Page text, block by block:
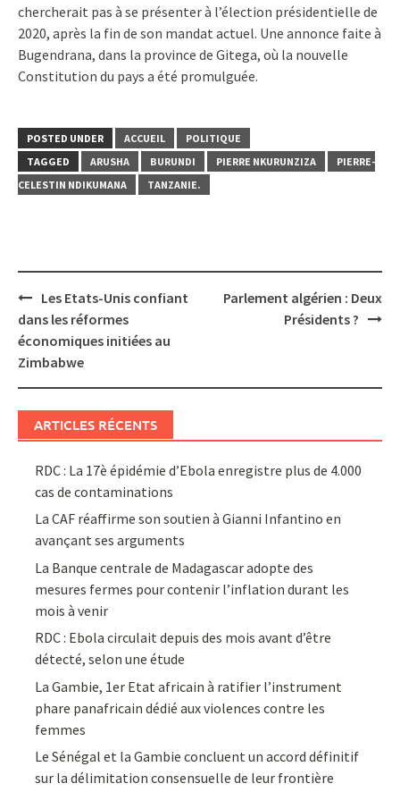
chercherait pas à se présenter à l’élection présidentielle de
2020, après la fin de son mandat actuel. Une annonce faite à
Bugendrana, dans la province de Gitega, où la nouvelle
Constitution du pays a été promulguée.
POSTED UNDER ACCUEIL
POLITIQUE
TAGGED
ARUSHA BURUNDI PIERRE NKURUNZIZA
PIERRE-
CELESTIN NDIKUMANA
TANZANIE.
Post
navigation
Les Etats-Unis confiant
dans les réformes
économiques initiées au
Zimbabwe
Parlement algérien : Deux
Présidents ?
ARTICLES RÉCENTS
RDC : La 17è épidémie d’Ebola enregistre plus de 4.000
cas de contaminations
La CAF réaffirme son soutien à Gianni Infantino en
avançant ses arguments
La Banque centrale de Madagascar adopte des
mesures fermes pour contenir l’inflation durant les
mois à venir
RDC : Ebola circulait depuis des mois avant d’être
détecté, selon une étude
La Gambie, 1er Etat africain à ratifier l’instrument
phare panafricain dédié aux violences contre les
femmes
Le Sénégal et la Gambie concluent un accord définitif
sur la délimitation consensuelle de leur frontière